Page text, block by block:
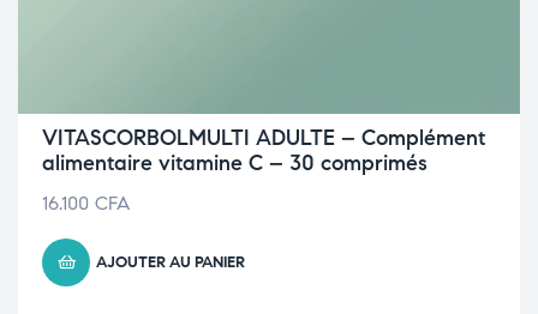
VITASCORBOLMULTI ADULTE – Complément
alimentaire vitamine C – 30 comprimés
16.100 CFA
AJOUTER AU PANIER